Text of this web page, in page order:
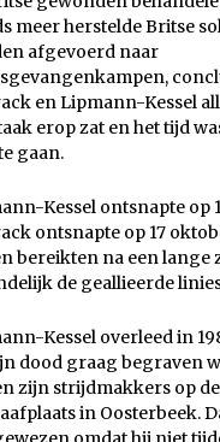
meer herstelde Britse
afgevoerd naar
en Lipmann-Kessel
erop zat en het tijd
gaan.
Kessel ontsnapte op
ontsnapte op 17
bereikten na een lange
de geallieerde
Kessel overleed in
dood graag begraven
zijn strijdmakkers op
in Oosterbeek.